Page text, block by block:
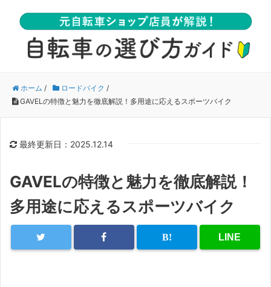
ホーム / ロードバイク /
GAVELの特徴と魅力を徹底解説！多用途に応えるスポーツバイク
最終更新日：2025.12.14
GAVELの特徴と魅力を徹底解説！
多用途に応えるスポーツバイク